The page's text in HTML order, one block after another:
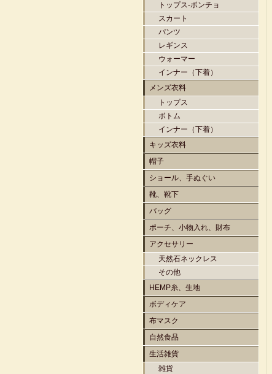
トップス-ポンチョ
スカート
パンツ
レギンス
ウォーマー
インナー（下着）
メンズ衣料
トップス
ボトム
インナー（下着）
キッズ衣料
帽子
ショール、手ぬぐい
靴、靴下
バッグ
ポーチ、小物入れ、財布
アクセサリー
天然石ネックレス
その他
HEMP糸、生地
ボディケア
布マスク
自然食品
生活雑貨
雑貨